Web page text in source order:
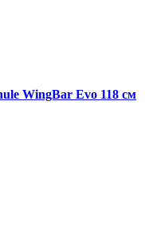
WingBar Evo 118 см